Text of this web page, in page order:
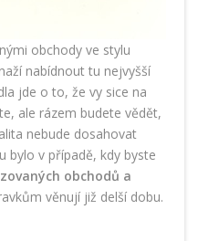
obchody ve stylu
nabídnout tu nejvyšší
jde o to, že vy sice na
ale rázem budete vědět,
nebude dosahovat
bylo v případě, kdy byste
obchodů a
věnují již delší dobu.